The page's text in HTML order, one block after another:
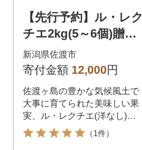
【先行予約】ル・レク
チエ2kg(5～6個)贈答
用
新潟県佐渡市
寄付金額 12,000円
佐渡ヶ島の豊かな気候風土で
大事に育てられた美味しい果
実、ル・レクチエ(洋なし)で
す。
（1件）